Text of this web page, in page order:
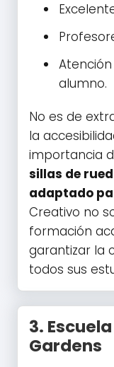
alumno.
No es de
la
importancia
sillas de
adaptado
Creativo no
formación
garantizar la
todos sus
3.
Gardens